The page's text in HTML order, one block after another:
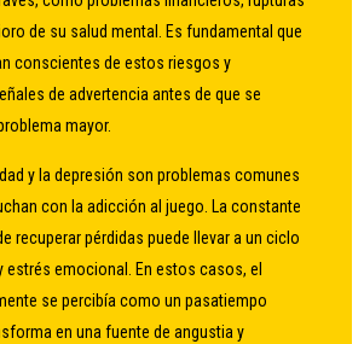
de su salud mental. Es fundamental que
conscientes de estos riesgos y
de advertencia antes de que se
mayor.
y la depresión son problemas comunes
con la adicción al juego. La constante
recuperar pérdidas puede llevar a un ciclo
estrés emocional. En estos casos, el
se percibía como un pasatiempo
en una fuente de angustia y